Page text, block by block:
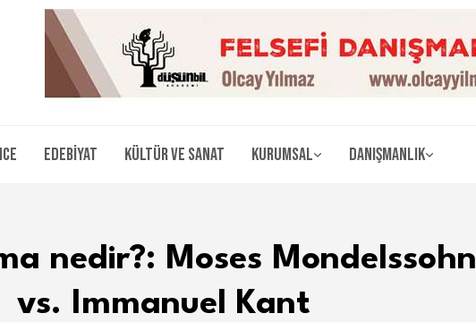
Edebiyat Kültür ve Sanat Kurumsal Danışmanlık
nedir?: Moses Mondelssohn
vs. Immanuel Kant